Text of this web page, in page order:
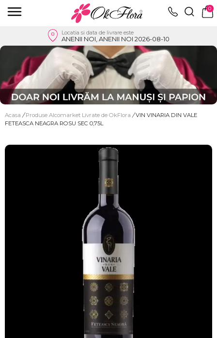
0
Locatia si data de livrare este
ANENII NOI, ANENII NOI 2026-08-10
Acasa / Produse Alcomarket Livrate de OkFlora / VIN VINARIA DIN VALE
FETEASCA NEAGRA ROSU SEC 0,75L